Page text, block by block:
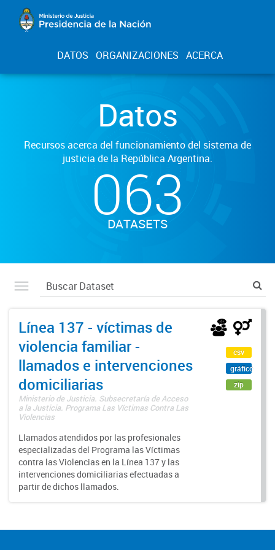
DATOS ORGANIZACIONES ACERCA
Datos
Recursos acerca del funcionamiento del sistema de
justicia de la República Argentina.
063
DATASETS
Línea 137 - víctimas de
violencia familiar -
llamados e intervenciones
domiciliarias
Ministerio de Justicia. Subsecretaría de Acceso
a la Justicia. Programa Las Víctimas Contra Las
Violencias
Llamados atendidos por las profesionales
especializadas del Programa las Víctimas
contra las Violencias en la Línea 137 y las
intervenciones domiciliarias efectuadas a
partir de dichos llamados.
csv
gráfico
zip